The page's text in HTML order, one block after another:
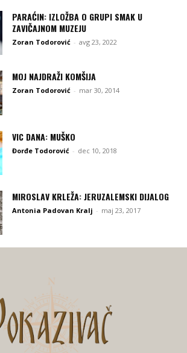
PARAĆIN: IZLOŽBA O GRUPI SMAK U
ZAVIČAJNOM MUZEJU
Zoran Todorović - avg 23, 2022
MOJ NAJDRAŽI KOMŠIJA
Zoran Todorović - mar 30, 2014
VIC DANA: MUŠKO
Đorđe Todorović - dec 10, 2018
MIROSLAV KRLEŽA: JERUZALEMSKI DIJALOG
Antonia Padovan Kralj - maj 23, 2017